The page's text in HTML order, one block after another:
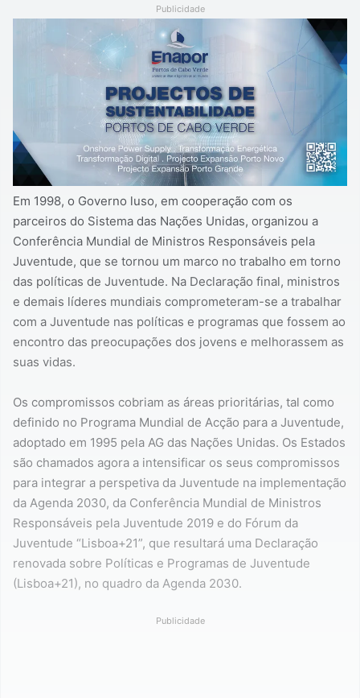
Publicidade
Em 1998, o Governo luso, em cooperação com os
parceiros do Sistema das Nações Unidas, organizou a
Conferência Mundial de Ministros Responsáveis pela
Juventude, que se tornou um marco no trabalho em torno
das políticas de Juventude. Na Declaração final, ministros
e demais líderes mundiais comprometeram-se a trabalhar
com a Juventude nas políticas e programas que fossem ao
encontro das preocupações dos jovens e melhorassem as
suas vidas.
Os compromissos cobriam as áreas prioritárias, tal como
definido no Programa Mundial de Acção para a Juventude,
adoptado em 1995 pela AG das Nações Unidas. Os Estados
são chamados agora a intensificar os seus compromissos
para integrar a perspetiva da Juventude na implementação
da Agenda 2030, da Conferência Mundial de Ministros
Responsáveis pela Juventude 2019 e do Fórum da
Juventude “Lisboa+21”, que resultará uma Declaração
renovada sobre Políticas e Programas de Juventude
(Lisboa+21), no quadro da Agenda 2030.
Publicidade